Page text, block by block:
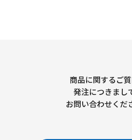
商品に関するご質
発注につきまし
お問い合わせくだ